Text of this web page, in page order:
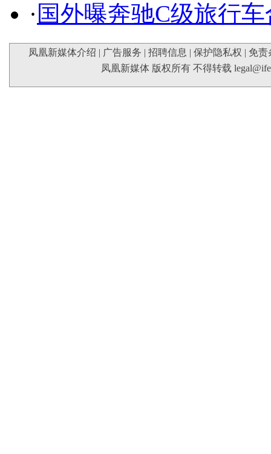
· 国外曝奔驰C级旅行
凤凰新媒体介绍 | 广告服务 | 招聘信息 | 保护隐私权 | 免责
凤凰新媒体 版权所有 不得转载